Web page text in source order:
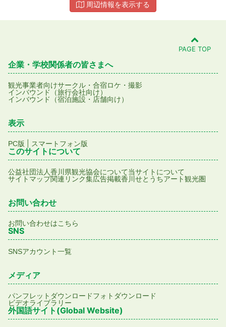
周辺情報を表示する
PAGE TOP
企業・学校関係者の皆さまへ
観光事業者向けサークル・合宿ロケ・撮影
インバウンド（旅行会社向け）
インバウンド（宿泊施設・店舗向け）
表示
PC版 スマートフォン版
このサイトについて
公益社団法人香川県観光協会について当サイトについて
サイトマップ関連リンク集広告掲載香川せとうちアート観光圏
お問い合わせ
お問い合わせはこちら
SNS
SNSアカウント一覧
メディア
パンフレットダウンロードフォトダウンロード
ビデオライブラリー
外国語サイト(Global Website)